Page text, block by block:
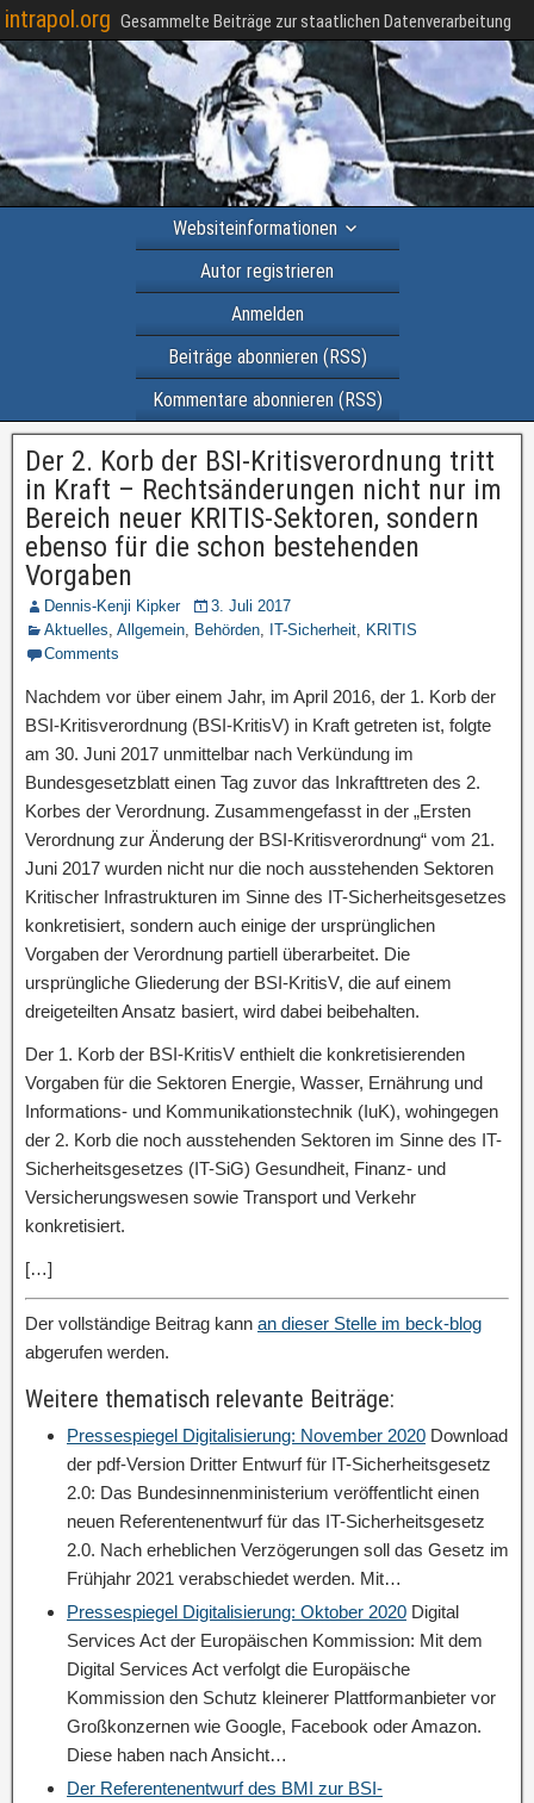
intrapol.org Gesammelte Beiträge zur staatlichen Datenverarbeitung
Websiteinformationen
Autor registrieren
Anmelden
Beiträge abonnieren (RSS)
Kommentare abonnieren (RSS)
Der 2. Korb der BSI-Kritisverordnung tritt
in Kraft – Rechtsänderungen nicht nur im
Bereich neuer KRITIS-Sektoren, sondern
ebenso für die schon bestehenden
Vorgaben
Dennis-Kenji Kipker
3. Juli 2017
Aktuelles, Allgemein, Behörden, IT-Sicherheit, KRITIS
Comments
Nachdem vor über einem Jahr, im April 2016, der 1. Korb der
BSI-Kritisverordnung (BSI-KritisV) in Kraft getreten ist, folgte
am 30. Juni 2017 unmittelbar nach Verkündung im
Bundesgesetzblatt einen Tag zuvor das Inkrafttreten des 2.
Korbes der Verordnung. Zusammengefasst in der „Ersten
Verordnung zur Änderung der BSI-Kritisverordnung“ vom 21.
Juni 2017 wurden nicht nur die noch ausstehenden Sektoren
Kritischer Infrastrukturen im Sinne des IT-Sicherheitsgesetzes
konkretisiert, sondern auch einige der ursprünglichen
Vorgaben der Verordnung partiell überarbeitet. Die
ursprüngliche Gliederung der BSI-KritisV, die auf einem
dreigeteilten Ansatz basiert, wird dabei beibehalten.
Der 1. Korb der BSI-KritisV enthielt die konkretisierenden
Vorgaben für die Sektoren Energie, Wasser, Ernährung und
Informations- und Kommunikationstechnik (IuK), wohingegen
der 2. Korb die noch ausstehenden Sektoren im Sinne des IT-
Sicherheitsgesetzes (IT-SiG) Gesundheit, Finanz- und
Versicherungswesen sowie Transport und Verkehr
konkretisiert.
[…]
Der vollständige Beitrag kann an dieser Stelle im beck-blog
abgerufen werden.
Weitere thematisch relevante Beiträge:
Pressespiegel Digitalisierung: November 2020 Download
der pdf-Version Dritter Entwurf für IT-Sicherheitsgesetz
2.0: Das Bundesinnenministerium veröffentlicht einen
neuen Referentenentwurf für das IT-Sicherheitsgesetz
2.0. Nach erheblichen Verzögerungen soll das Gesetz im
Frühjahr 2021 verabschiedet werden. Mit…
Pressespiegel Digitalisierung: Oktober 2020 Digital
Services Act der Europäischen Kommission: Mit dem
Digital Services Act verfolgt die Europäische
Kommission den Schutz kleinerer Plattformanbieter vor
Großkonzernen wie Google, Facebook oder Amazon.
Diese haben nach Ansicht…
Der Referentenentwurf des BMI zur BSI-